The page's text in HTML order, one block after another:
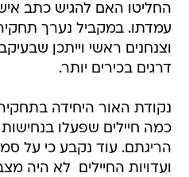
החליטו האם להגיש כתב
עמדתו. במקביל נערך תחקיר
וצנחנים ראשי וייתכן
דרגים בכירים יותר.
נקודת האור היחידה
כמה חיילים שפעלו
הריגתם. עוד נקבע כי על
ועדויות החיילים  לא היה